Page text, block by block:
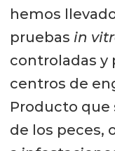
hemos
pruebas in
controladas y
centros de
Producto que
de los peces,